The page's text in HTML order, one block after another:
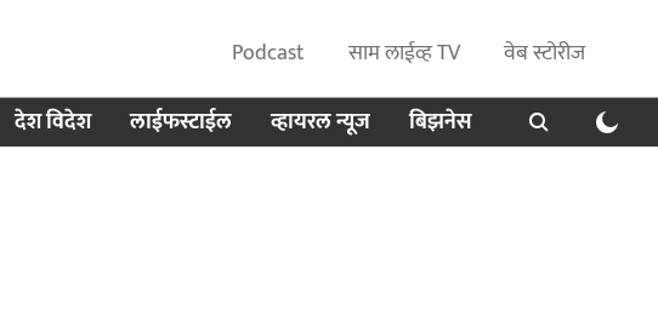
Podcast साम लाईव्ह TV
वेब स्टोरीज
देश विदेश लाईफस्टाईल व्हायरल न्यूज बिझनेस